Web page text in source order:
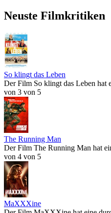
Neuste Filmkritiken
So klingt das Leben
Der Film So klingt das Leben hat
von 3 von 5
The Running Man
Der Film The Running Man hat
von 4 von 5
MaXXXine